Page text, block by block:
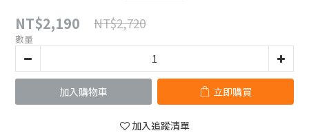
NT$2,190 NT$2,720
數量
加入購物車 立即購買
加入追蹤清單